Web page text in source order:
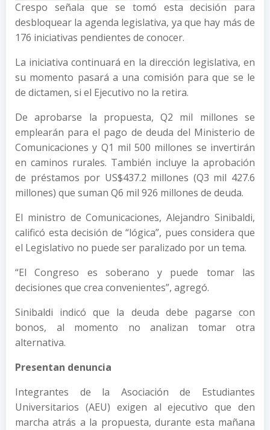
Crespo señala que se tomó esta decisión para
desbloquear la agenda legislativa, ya que hay más de
176 iniciativas pendientes de conocer.
La iniciativa continuará en la dirección legislativa, en
su momento pasará a una comisión para que se le
de dictamen, si el Ejecutivo no la retira.
De aprobarse la propuesta, Q2 mil millones se
emplearán para el pago de deuda del Ministerio de
Comunicaciones y Q1 mil 500 millones se invertirán
en caminos rurales. También incluye la aprobación
de préstamos por US$437.2 millones (Q3 mil 427.6
millones) que suman Q6 mil 926 millones de deuda.
El ministro de Comunicaciones, Alejandro Sinibaldi,
calificó esta decisión de “lógica”, pues considera que
el Legislativo no puede ser paralizado por un tema.
“El Congreso es soberano y puede tomar las
decisiones que crea convenientes”, agregó.
Sinibaldi indicó que la deuda debe pagarse con
bonos, al momento no analizan tomar otra
alternativa.
Presentan denuncia
Integrantes de la Asociación de Estudiantes
Universitarios (AEU) exigen al ejecutivo que den
marcha atrás a la propuesta, durante esta mañana